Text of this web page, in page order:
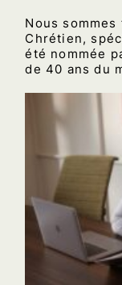
Nous sommes
Chrétien,
été nommée
de 40 ans du